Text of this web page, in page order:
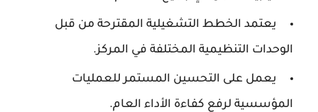
يعتمد الخطط التشغيلية المقترحة من قبل
الوحدات التنظيمية المختلفة في المركز.
يعمل على التحسين المستمر للعمليات
المؤسسية لرفع كفاءة الأداء العام.